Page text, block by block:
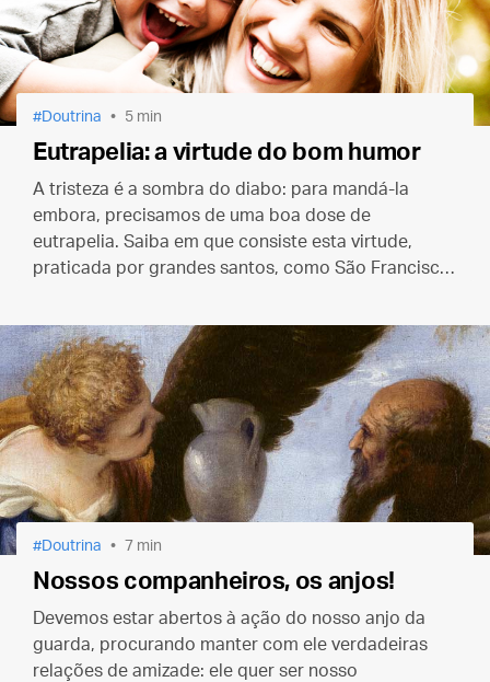
Doutrina 5 min
Eutrapelia: a virtude do bom humor
A tristeza é a sombra do diabo: para mandá-la
embora, precisamos de uma boa dose de
eutrapelia. Saiba em que consiste esta virtude,
praticada por grandes santos, como São Francisco
Doutrina 7 min
Nossos companheiros, os anjos!
Devemos estar abertos à ação do nosso anjo da
guarda, procurando manter com ele verdadeiras
relações de amizade: ele quer ser nosso